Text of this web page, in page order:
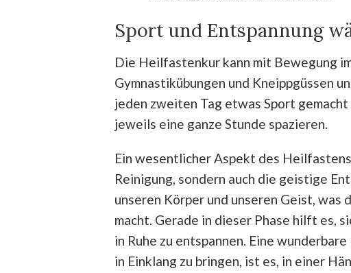
Sport und Entspannung
Die Heilfastenkur kann mit Bewegung
Gymnastikübungen und Kneippgüssen
jeden zweiten Tag etwas Sport
jeweils eine ganze Stunde spazieren.
Ein wesentlicher Aspekt des
Reinigung, sondern auch die geistige
unseren Körper und unseren Geist,
macht. Gerade in dieser Phase hilft es,
in Ruhe zu entspannen. Eine
in Einklang zu bringen, ist es, in einer